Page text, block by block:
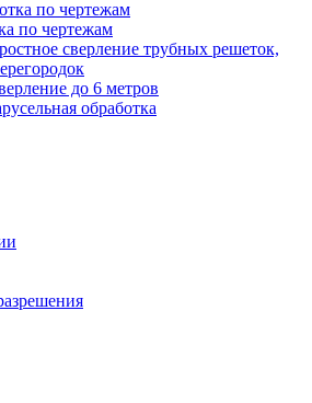
по чертежам
сверление трубных решеток,
до 6 метров
обработка